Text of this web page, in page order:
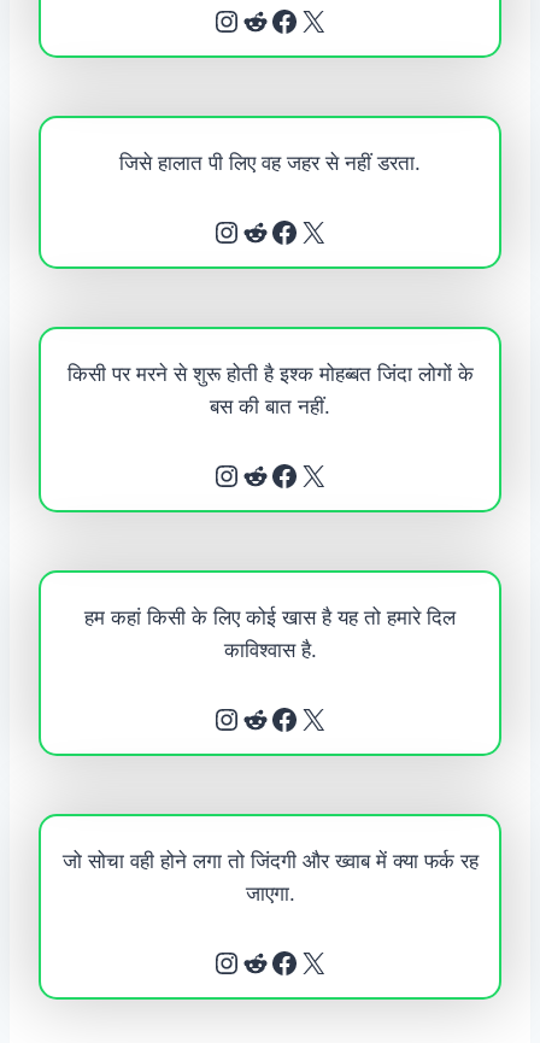
Instagram Reddit Facebook X
जिसे हालात पी लिए वह जहर से नहीं डरता.
Instagram Reddit Facebook X
किसी पर मरने से शुरू होती है इश्क मोहब्बत जिंदा लोगों के
बस की बात नहीं.
Instagram Reddit Facebook X
हम कहां किसी के लिए कोई खास है यह तो हमारे दिल
काविश्वास है.
Instagram Reddit Facebook X
जो सोचा वही होने लगा तो जिंदगी और ख्वाब में क्या फर्क रह
जाएगा.
Instagram Reddit Facebook X